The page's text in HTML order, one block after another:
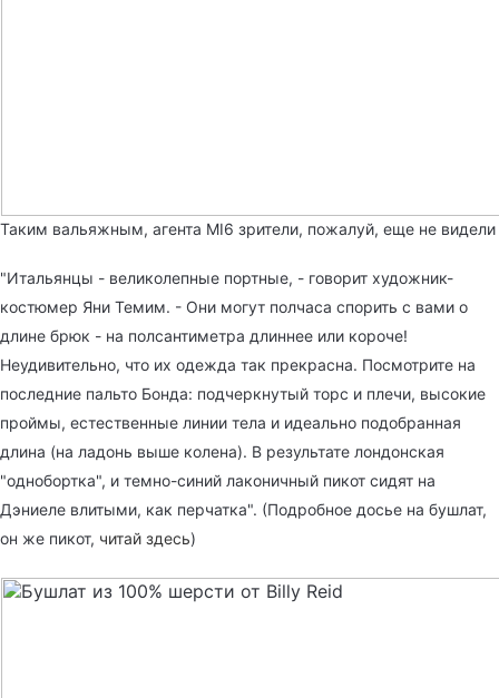
Таким вальяжным, агента MI6 зрители, пожалуй, еще не видели
"Итальянцы - великолепные портные, - говорит художник-
костюмер Яни Темим. - Они могут полчаса спорить с вами о
длине брюк - на полсантиметра длиннее или короче!
Неудивительно, что их одежда так прекрасна. Посмотрите на
последние пальто Бонда: подчеркнутый торс и плечи, высокие
проймы, естественные линии тела и идеально подобранная
длина (на ладонь выше колена). В результате лондонская
"однобортка", и темно-синий лаконичный пикот сидят на
Дэниеле влитыми, как перчатка". (Подробное досье на бушлат,
он же пикот, читай здесь)